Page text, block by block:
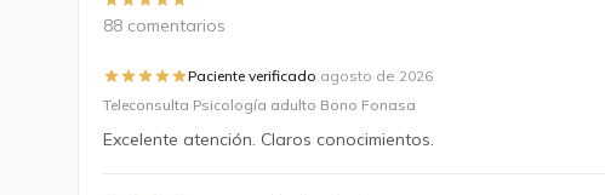
88 comentarios
Paciente verificado·agosto de 2026
Teleconsulta Psicología adulto Bono Fonasa
Excelente atención. Claros conocimientos.